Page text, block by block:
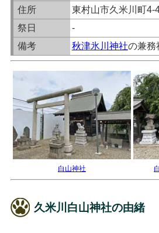
住所
東村山市久米川町4-
祭日
-
備考
秋津氷川神社の兼務
白山神社
久米川白山神社の由緒